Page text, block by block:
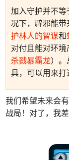
加入守护并不等
况下，辟邪能
护林人的智谋和
对付且能对环境
杀戮暴霸龙）
具，可以用来打
我们希望未来会
战局！对了，我